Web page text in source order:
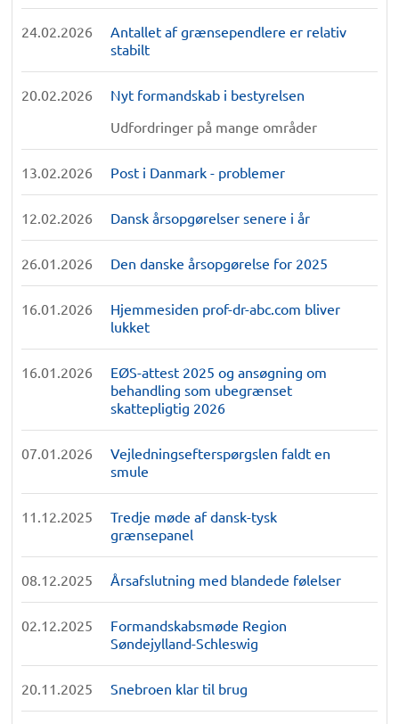
24.02.2026
Antallet af grænsependlere er relativ
stabilt
20.02.2026
Nyt formandskab i bestyrelsen
Udfordringer på mange områder
13.02.2026 Post i Danmark - problemer
12.02.2026 Dansk årsopgørelser senere i år
26.01.2026 Den danske årsopgørelse for 2025
16.01.2026
Hjemmesiden prof-dr-abc.com bliver
lukket
16.01.2026
EØS-attest 2025 og ansøgning om
behandling som ubegrænset
skattepligtig 2026
07.01.2026
Vejledningsefterspørgslen faldt en
smule
11.12.2025
Tredje møde af dansk-tysk
grænsepanel
08.12.2025 Årsafslutning med blandede følelser
02.12.2025
Formandskabsmøde Region
Søndejylland-Schleswig
20.11.2025 Snebroen klar til brug